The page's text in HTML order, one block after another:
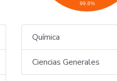
99.6%
Química
Ciencias Generales